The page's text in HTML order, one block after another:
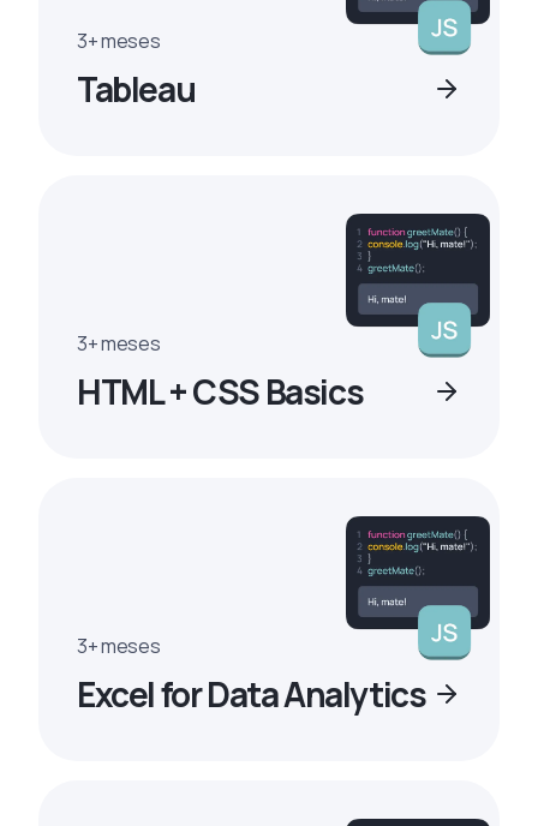
3+ meses
Tableau
3+ meses
HTML + CSS Basics
3+ meses
Excel for Data Analytics